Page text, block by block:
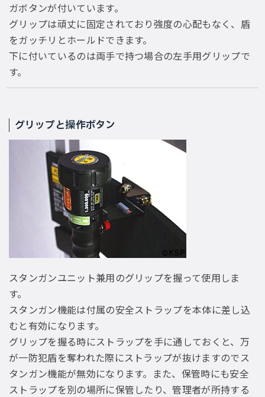
ガボタンが付いています。
グリップは頑丈に固定されており強度の心配もなく、盾
をガッチリとホールドできます。
下に付いているのは両手で持つ場合の左手用グリップで
す。
グリップと操作ボタン
スタンガンユニット兼用のグリップを握って使用しま
す。
スタンガン機能は付属の安全ストラップを本体に差し込
むと有効になります。
グリップを握る時にストラップを手に通しておくと、万
が一防犯盾を奪われた際にストラップが抜けますのでス
タンガン機能が無効になります。また、保管時にも安全
ストラップを別の場所に保管したり、管理者が所持する